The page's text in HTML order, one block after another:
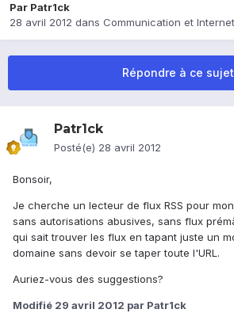
Par Patr1ck
28 avril 2012 dans Communication et Internet
Répondre à ce sujet
Patr1ck
Posté(e) 28 avril 2012
Bonsoir,
Je cherche un lecteur de flux RSS pour
sans autorisations abusives, sans flux
qui sait trouver les flux en tapant juste un
domaine sans devoir se taper toute l'URL.
Auriez-vous des suggestions?
Modifié 29 avril 2012 par Patr1ck